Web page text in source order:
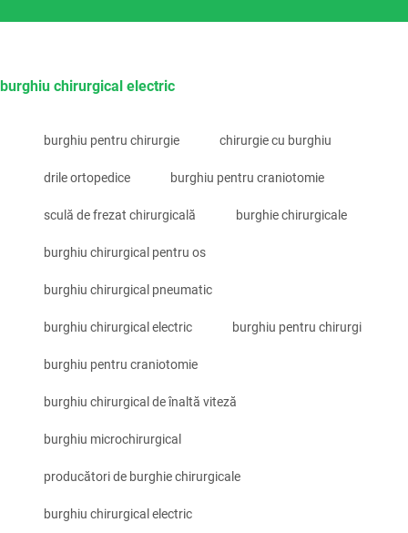
burghiu chirurgical electric
burghiu pentru chirurgie chirurgie cu burghiu
drile ortopedice burghiu pentru craniotomie
sculă de frezat chirurgicală burghie chirurgicale
burghiu chirurgical pentru os
burghiu chirurgical pneumatic
burghiu chirurgical electric burghiu pentru chirurgi
burghiu pentru craniotomie
burghiu chirurgical de înaltă viteză
burghiu microchirurgical
producători de burghie chirurgicale
burghiu chirurgical electric